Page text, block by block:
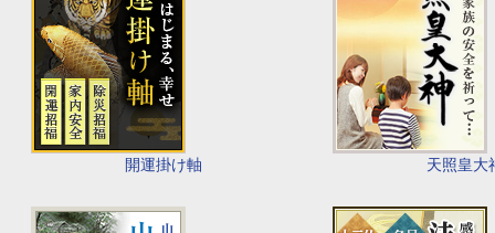
開運掛け軸 天照皇大